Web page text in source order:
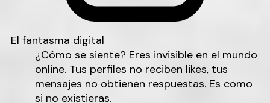
El fantasma digital
¿Cómo se siente? Eres invisible en el mundo
online. Tus perfiles no reciben likes, tus
mensajes no obtienen respuestas. Es como
si no existieras.